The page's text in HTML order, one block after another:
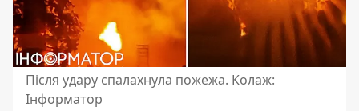
Після удару спалахнула пожежа. Колаж:
Інформатор